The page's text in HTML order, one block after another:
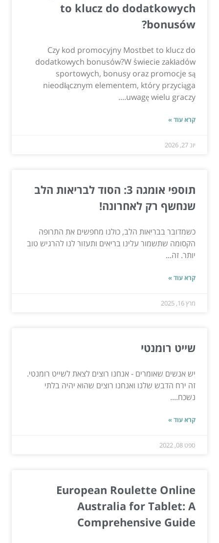
to klucz do dodatkowych
bonusów?
Czy kod promocyjny Mostbet to klucz do
dodatkowych bonusów?W świecie zakładów
sportowych, bonusy oraz promocje są
nieodłącznym elementem, który przyciąga
uwagę wielu graczy....
קרא עוד »
יונ 27, 2026
תוספי אומגה 3: הסוד לבריאות הלב
שנחשף רק לאחרונה!
כשמדובר בבריאות הלב, כולנו מחפשים את התרופה
הקסומה שתשמור עלינו בריאים ותעזור לנו להרגיש טוב
יותר. זה...
קרא עוד »
מרץ 16, 2025
שייט רומנטי
יש אנשים שאומרים - אנחנו רוצים לצאת לשייט רומנטי.
זה ירח הדבש שלנו ואנחנו רוצים שהוא יהיה בלתי
נשכח....
קרא עוד »
ספט 08, 2022
European Roulette Online
Australia for Tablet: A
Comprehensive Guide